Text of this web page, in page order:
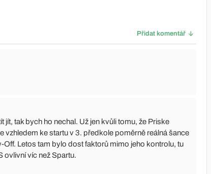
Přidat komentář
tak bych ho nechal. Už jen kvůli tomu, že Priske
vzhledem ke startu v 3. předkole poměrně reálná šance
Letos tam bylo dost faktorů mimo jeho kontrolu, tu
ovlivní víc než Spartu.